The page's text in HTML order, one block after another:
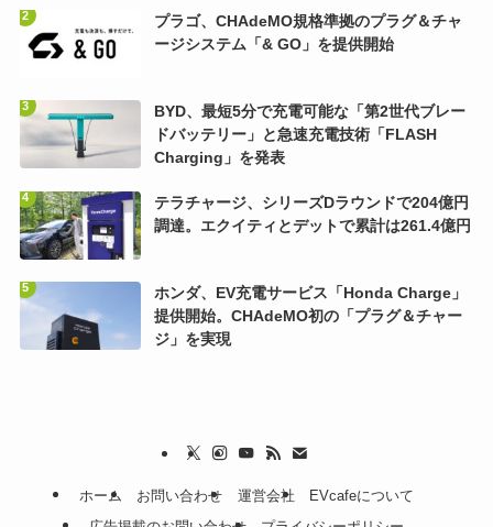
プラゴ、CHAdeMO規格準拠のプラグ＆チャ
ージシステム「& GO」を提供開始
BYD、最短5分で充電可能な「第2世代ブレー
ドバッテリー」と急速充電技術「FLASH
Charging」を発表
テラチャージ、シリーズDラウンドで204億円
調達。エクイティとデットで累計は261.4億円
ホンダ、EV充電サービス「Honda Charge」
提供開始。CHAdeMO初の「プラグ＆チャー
ジ」を実現
ホーム お問い合わせ 運営会社
EVcafeについて